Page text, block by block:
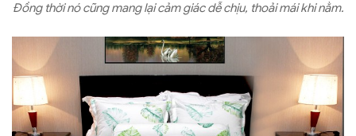
Đồng thời nó cũng mang lại cảm giác dễ chịu, thoải mái khi nằm.